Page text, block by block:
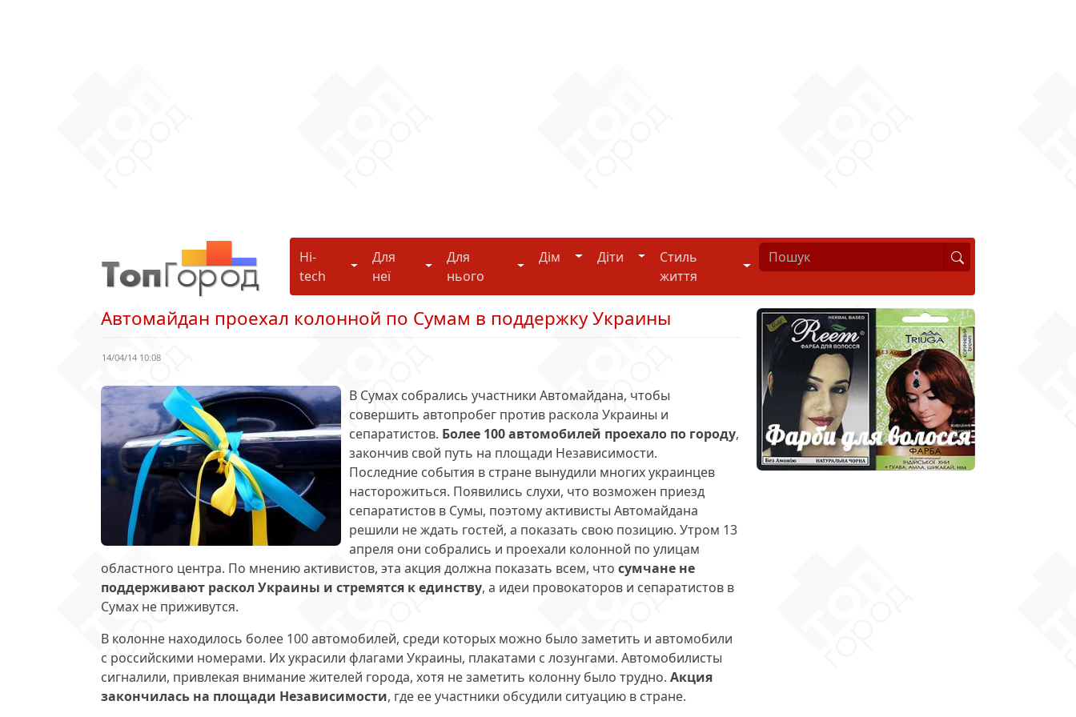
Hi-
tech
Hi-tech
Для
неї
Для неї
Для
нього
Для нього
Дім Дім Діти ДітиСтиль
життя
Стиль життя
Автомайдан проехал колонной по Сумам в поддержку Украины
14/04/14 10:08
В Сумах собрались участники Автомайдана, чтобы
совершить автопробег против раскола Украины и
сепаратистов. Более 100 автомобилей проехало по городу,
закончив свой путь на площади Независимости.
Последние события в стране вынудили многих украинцев
насторожиться. Появились слухи, что возможен приезд
сепаратистов в Сумы, поэтому активисты Автомайдана
решили не ждать гостей, а показать свою позицию. Утром 13
апреля они собрались и проехали колонной по улицам
областного центра. По мнению активистов, эта акция должна показать всем, что сумчане не
поддерживают раскол Украины и стремятся к единству, а идеи провокаторов и сепаратистов в
Сумах не приживутся.
В колонне находилось более 100 автомобилей, среди которых можно было заметить и автомобили
с российскими номерами. Их украсили флагами Украины, плакатами с лозунгами. Автомобилисты
сигналили, привлекая внимание жителей города, хотя не заметить колонну было трудно. Акция
закончилась на площади Независимости, где ее участники обсудили ситуацию в стране.